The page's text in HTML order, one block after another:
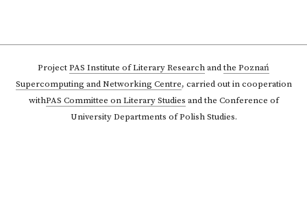
ProjectPAS Institute of Literary Researchandthe Poznań
Supercomputing and Networking Centre, carried out in cooperation
withPAS Committee on Literary Studies and the Conference of
University Departments of Polish Studies.